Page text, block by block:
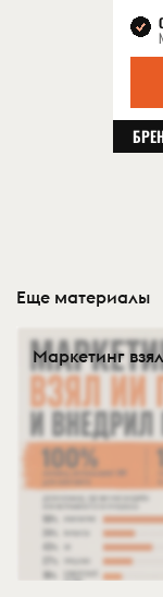
Еще материалы
Маркетинг